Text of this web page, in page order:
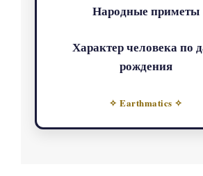
Народные приметы
Характер человека по
рождения
✧ Earthmatics ✧